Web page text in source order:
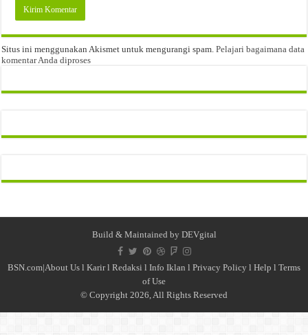
Situs ini menggunakan Akismet untuk mengurangi spam.Pelajari bagaimana data
komentar Anda diproses
Build & Maintained by DEVgital
BSN.com|About Us l Karirl Redaksi l Info Iklan l Privacy Policy l Help l Terms
of Use
© Copyright 2026, All Rights Reserved